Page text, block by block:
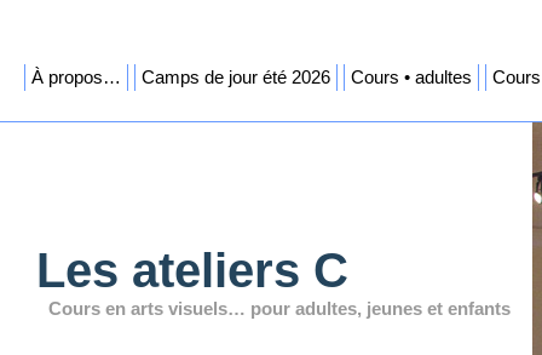
Les ateliers C
Cours en arts visuels… pour adultes, jeunes et enfants
À propos… Camps de jour été 2026 Cours • adultes